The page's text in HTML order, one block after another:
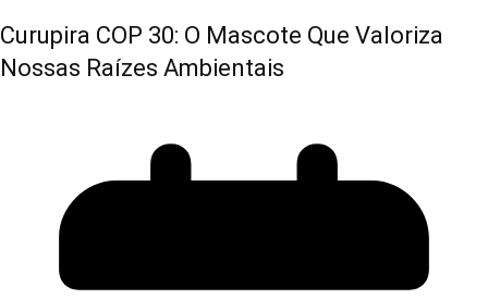
Curupira COP 30: O Mascote Que Valoriza
Nossas Raízes Ambientais